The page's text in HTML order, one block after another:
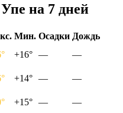
на 7 дней
Мин. Осадки Дождь
+16° —
—
+14° —
—
+15° —
—